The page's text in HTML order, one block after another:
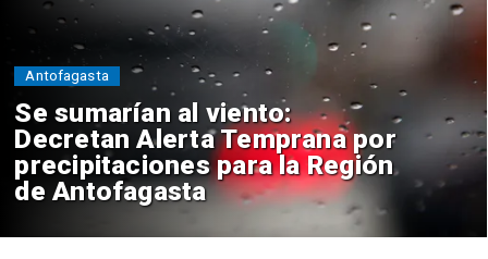
Se sumarían al viento:
Decretan Alerta Temprana por
precipitaciones para la Región
de Antofagasta
Antofagasta